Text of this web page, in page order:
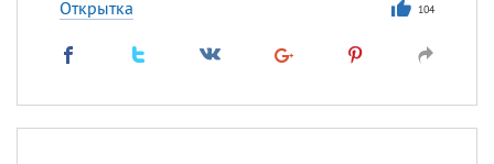
Открытка 104